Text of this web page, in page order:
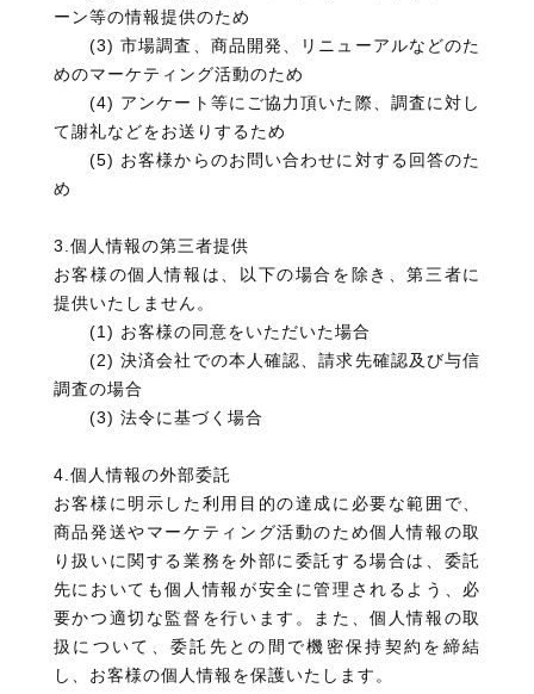
CONCEPT
PRODUCT
FAQ
CONTACT
WEB MAGAZINE
DAILY CARE SITE
ーン等の情報提供のため
(3) 市場調査、商品開発、リニューアルなどのた
めのマーケティング活動のため
(4) アンケート等にご協力頂いた際、調査に対し
て謝礼などをお送りするため
(5) お客様からのお問い合わせに対する回答のた
め
3.個人情報の第三者提供
お客様の個人情報は、以下の場合を除き、第三者に
提供いたしません。
(1) お客様の同意をいただいた場合
(2)決済会社での本人確認、請求先確認及び与信
調査の場合
(3) 法令に基づく場合
4.個人情報の外部委託
お客様に明示した利用目的の達成に必要な範囲で、
商品発送やマーケティング活動のため個人情報の取
り扱いに関する業務を外部に委託する場合は、委託
先においても個人情報が安全に管理されるよう、必
要かつ適切な監督を行います。また、個人情報の取
扱について、委託先との間で機密保持契約を締結
し、お客様の個人情報を保護いたします。